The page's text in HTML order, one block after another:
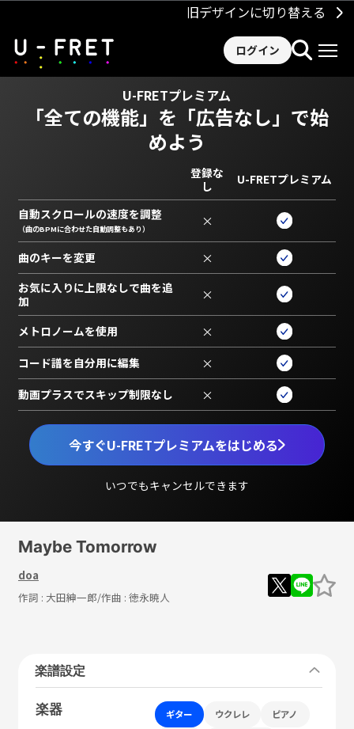
旧デザインに切り替える
ログイン
U-FRETプレミアム
「全ての機能」を 「広告なし」で始
めよう
今すぐU-FRETプレミアムをはじめる
いつでもキャンセルできます
登録な
し
U-FRETプレミアム
自動スクロールの速度を調整
（曲のBPMに合わせた自動調整もあり） ×
曲のキーを変更 ×
お気に入りに上限なしで曲を追
加
×
メトロノームを使用 ×
コード譜を自分用に編集 ×
動画プラスでスキップ制限なし ×
Maybe Tomorrow
doa
作詞 : 大田紳一郎/作曲 : 徳永暁人
楽譜設定
楽器 ギター ウクレレ ピアノ